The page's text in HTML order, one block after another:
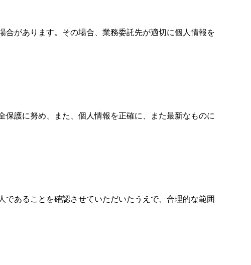
があります。その場合、業務委託先が適切に個人情報を
護に努め、また、個人情報を正確に、また最新なものに
あることを確認させていただいたうえで、合理的な範囲